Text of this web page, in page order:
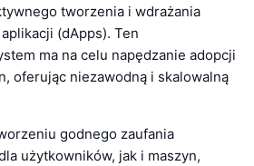
tworzenia i wdrażania
(dApps). Ten
ma na celu napędzanie adopcji
oferując niezawodną i skalowalną
godnego zaufania
użytkowników, jak i maszyn,